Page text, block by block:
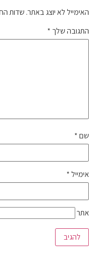
האימייל לא יוצג באתר. שדות
התגובה שלך *
שם*
אימייל*
אתר